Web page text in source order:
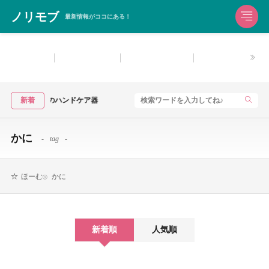
ノリモブ 最新情報がココにある！
住宅用洗剤・マ
新着
すすめのハンドケア器
かに tag
ほーむ かに
新着順 人気順